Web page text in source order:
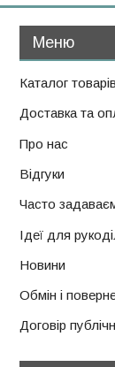
Каталог товарів
Доставка та
Про нас
Відгуки
Часто
Ідеї для
Новини
Обмін і
Договір